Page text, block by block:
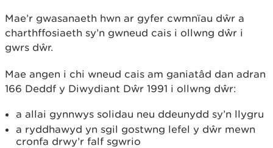
Mae’r gwasanaeth hwn ar gyfer cwmnïau dŵr a
charthffosiaeth sy’n gwneud cais i ollwng dŵr i
gwrs dŵr.
Mae angen i chi wneud cais am ganiatâd dan adran
166 Deddf y Diwydiant Dŵr 1991 i ollwng dŵr:
a allai gynnwys solidau neu ddeunydd sy’n llygru
a ryddhawyd yn sgil gostwng lefel y dŵr mewn
cronfa drwy’r falf sgwrio